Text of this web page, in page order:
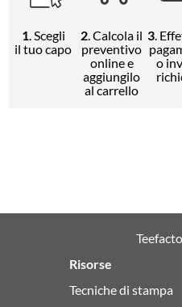
1. Scegli
il tuo capo
2. Calcola il
preventivo
online e
aggiungilo
al carrello
3.
o
Risorse
Tecniche di stampa